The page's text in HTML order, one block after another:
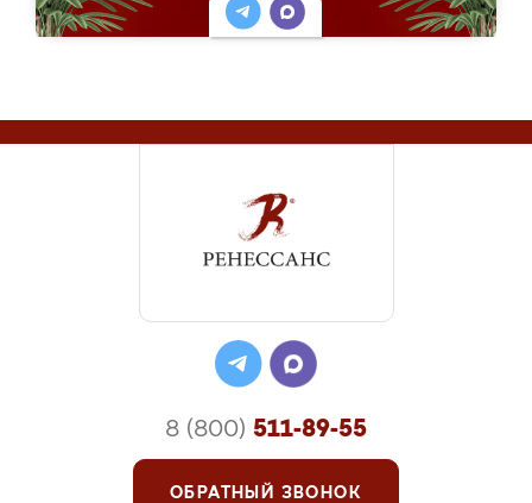
8 (800) 511-89-55
ОБРАТНЫЙ ЗВОНОК